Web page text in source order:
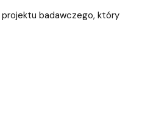
projektu badawczego, który